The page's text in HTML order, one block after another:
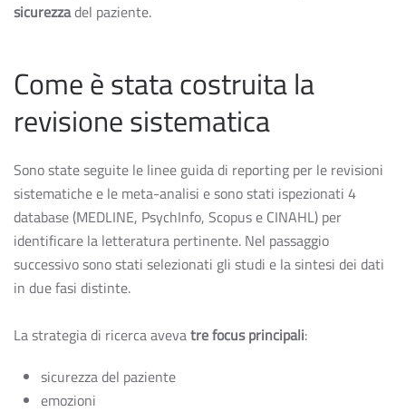
sicurezzadel paziente.
Come è stata costruita la
revisione sistematica
Sono state seguite le linee guida di reporting per le revisioni
sistematiche e le meta-analisi e sono stati ispezionati 4
database (MEDLINE, PsychInfo, Scopus e CINAHL) per
identificare la letteratura pertinente. Nel passaggio
successivo sono stati selezionati gli studi e la sintesi dei dati
in due fasi distinte.
La strategia di ricerca avevatre focus principali:
sicurezza del paziente
emozioni